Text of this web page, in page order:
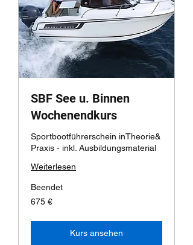
SBF See u. Binnen
Wochenendkurs
Sportbootführerschein inTheorie&
Praxis - inkl. Ausbildungsmaterial
Weiterlesen
Beendet
675
Euro
675 €
Kurs ansehen